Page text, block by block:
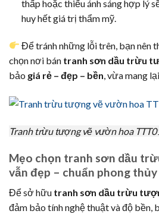
thấp hoặc thiếu ánh sáng hợp lý
huy hết giá trị thẩm mỹ.
Để tránh những lỗi trên, bạn nên
chọn nơi bán tranh sơn dầu trừu
bảo giá rẻ – đẹp – bền , vừa mang
Tranh trừu tượng vẽ vườn hoa
Mẹo chọn tranh sơn dầu
vẫn đẹp – chuẩn phong thủy
Để sở hữu tranh sơn dầu trừu
đảm bảo tính nghệ thuật và độ bền,